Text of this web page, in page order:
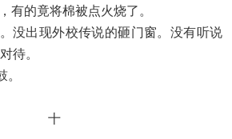
有的竟将棉被点火烧了。
出现外校传说的砸门窗。没有听说
待。
。
十